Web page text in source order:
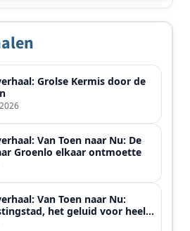
Grolse Kermis door de
Van Toen naar Nu: De
Groenlo elkaar ontmoette
Van Toen naar Nu:
het geluid voor heel